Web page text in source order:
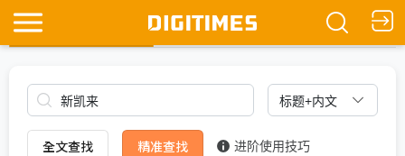
Ask DIGITIMES
全文查找 精准查找 进阶使用技巧